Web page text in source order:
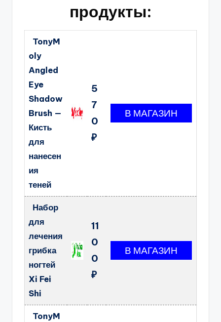
продукты:
TonyM
oly
Angled
Eye
Shadow
Brush —
Кисть
для
нанесен
ия
теней
5
7
0
₽
Набор
для
лечения
грибка
ногтей
Xi Fei
Shi
11
0
0
₽
TonyM